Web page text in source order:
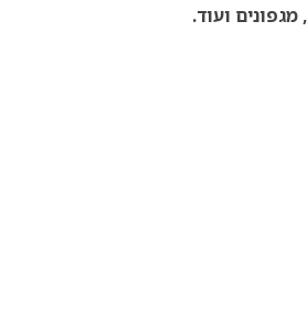
ועוד.